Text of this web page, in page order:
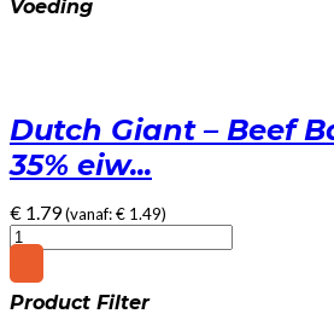
Voeding
Dutch Giant – Beef
35% eiw...
€ 1.79(vanaf:€ 1.49)
Dutch
Giant
-
Beef
Product Filter